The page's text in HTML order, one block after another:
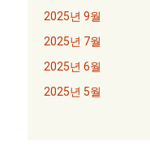
2025년 9월
2025년 7월
2025년 6월
2025년 5월